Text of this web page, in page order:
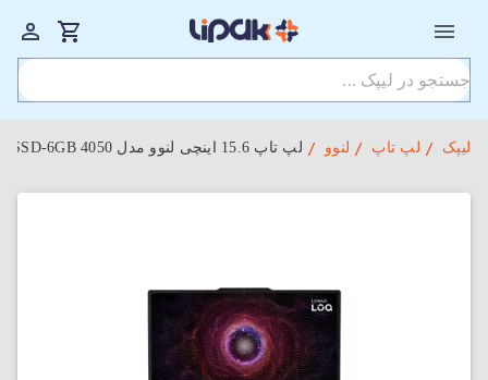
لیپک لپ تاپ لنوو لپ‌ تاپ 15.6 اینچی لنوو مدل LOQ 15ARP9-KUS R7-16GB-512SSD-6GB 4050